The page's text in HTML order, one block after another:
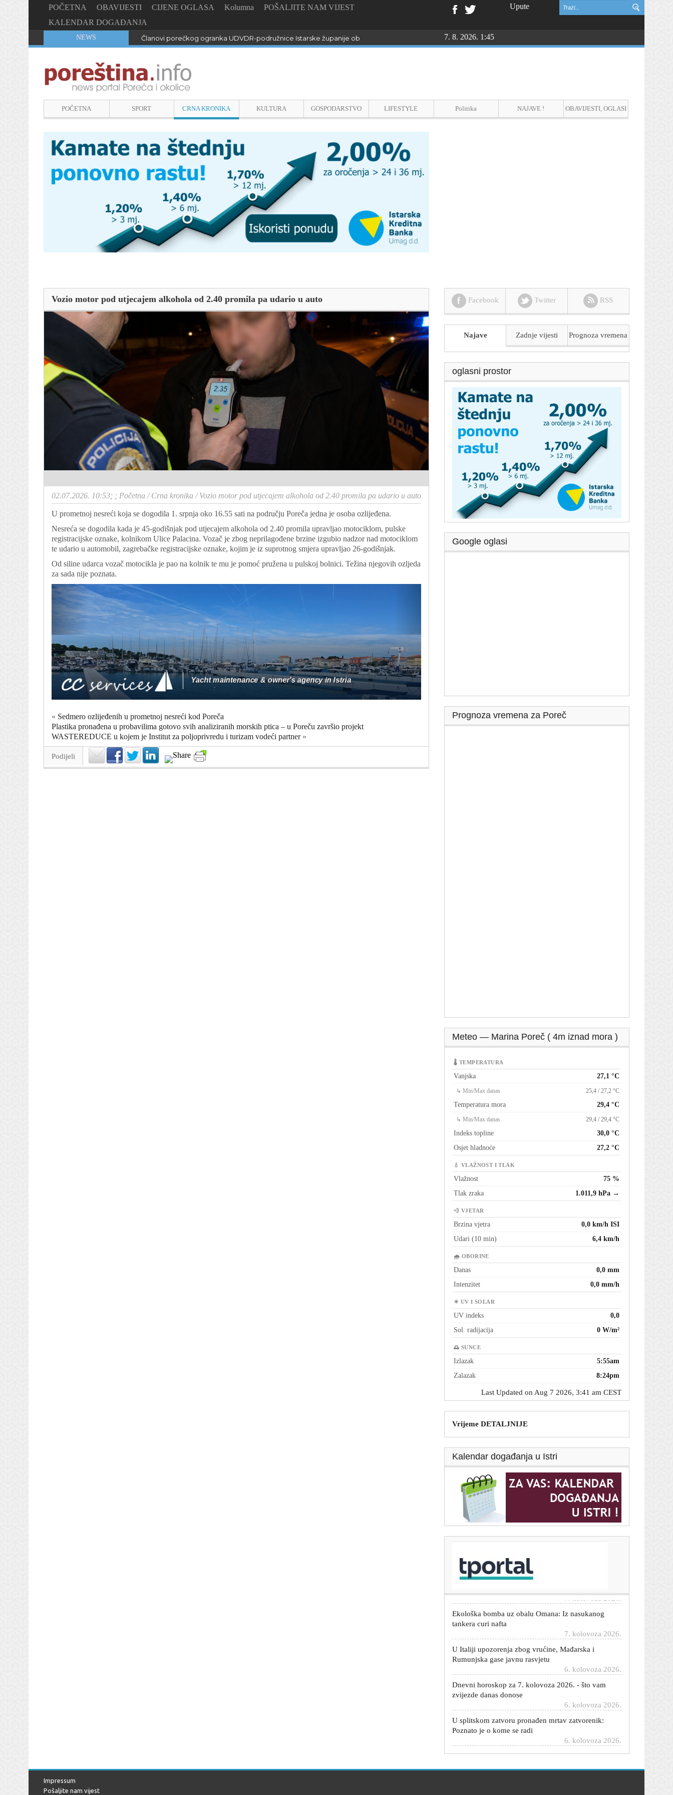
POČETNA OBAVIJESTI CIJENE OGLASA Kolumna
POŠALJITE NAM VIJEST
KALENDAR DOGAĐANJA
Upute
NEWS Članovi porečkog ogranka UDVDR-podružnice Istarske županije obilježili Dan pobjede i domovinske zahvalnosti i DAN HRVATSKIH BRANITELJA
7. 8. 2026. 1:45
POČETNA SPORT CRNA KRONIKA KULTURA GOSPODARSTVO LIFESTYLE Politika NAJAVE ! OBAVIJESTI, OGLASI
Vozio motor pod utjecajem alkohola od 2.40 promila pa udario u auto
02.07.2026. 10:53; ; Početna /Crna kronika /Vozio motor pod utjecajem alkohola od 2.40 promila pa udario u auto
U prometnoj nesreći koja se dogodila 1. srpnja oko 16.55 sati na području Poreča jedna je osoba ozlijeđena.
Nesreća se dogodila kada je 45-godišnjak pod utjecajem alkohola od 2.40 promila upravljao motociklom, pulske
registracijske oznake, kolnikom Ulice Palacina. Vozač je zbog neprilagođene brzine izgubio nadzor nad motociklom
te udario u automobil, zagrebačke registracijske oznake, kojim je iz suprotnog smjera upravljao 26-godišnjak.
Od siline udarca vozač motocikla je pao na kolnik te mu je pomoć pružena u pulskoj bolnici. Težina njegovih ozljeda
za sada nije poznata.
« Sedmero ozlijeđenih u prometnoj nesreći kod Poreča
Plastika pronađena u probavilima gotovo svih analiziranih morskih ptica – u Poreču završio projekt
WASTEREDUCE u kojem je Institut za poljoprivredu i turizam vodeći partner»
Podijeli
Facebook Twitter RSS
Najave Zadnje vijesti Prognoza vremena
oglasni prostor
Google oglasi
Prognoza vremena za Poreč
Meteo — Marina Poreč ( 4m iznad mora )
🌡 TEMPERATURA
Vanjska 27,1 °C
↳ Min/Max danas 25,4 / 27,2 °C
Temperatura mora 29,4 °C
↳ Min/Max danas 29,4 / 29,4 °C
Indeks topline
30,0 °C
Osjet hladnoće
27,2 °C
💧 VLAŽNOST I TLAK
Vlažnost
75 %
Tlak zraka
1.011,9 hPa →
💨 VJETAR
Brzina vjetra
0,0 km/h ISI
Udari (10 min)
6,4 km/h
🌧 OBORINE
Danas
0,0 mm
Intenzitet
0,0 mm/h
☀ UV I SOLAR
UV indeks
0,0
Sol. radijacija
0 W/m²
🌅 SUNCE
Izlazak
5:55am
Zalazak
8:24pm
Last Updated on Aug 7 2026, 3:41 am CEST
Vrijeme DETALJNIJE
Kalendar događanja u Istri
'Gospić je naš dom' traži hitnu sanaciju, trajni nadzor
vode i tla te ostavke upletenih
Ekološka bomba uz obalu Omana: Iz nasukanog
tankera curi nafta
7. kolovoza 2026.
U Italiji upozorenja zbog vrućine, Mađarska i
Rumunjska gase javnu rasvjetu
6. kolovoza 2026.
Dnevni horoskop za 7. kolovoza 2026. - što vam
zvijezde danas donose
6. kolovoza 2026.
U splitskom zatvoru pronađen mrtav zatvorenik:
Poznato je o kome se radi
6. kolovoza 2026.
Trump priznao: 'Rat s Iranom će uskoro završiti,
imamo problem s oružjem'
Impressum
Pošaljite nam vijest